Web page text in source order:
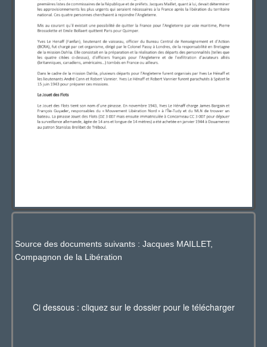
Source des documents suivants : Jacques MAILLET,
Compagnon de la Libération
Ci dessous : cliquez sur le dossier pour le télécharger